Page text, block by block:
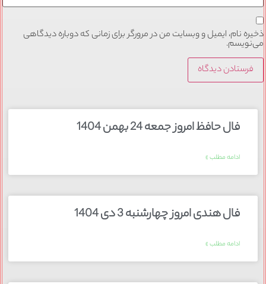
ذخیره نام، ایمیل و وبسایت من در مرورگر برای زمانی که دوباره دیدگاهی
می‌نویسم.
فال حافظ امروز جمعه 24 بهمن 1404
ادامه مطلب »
فال هندی امروز چهارشنبه 3 دی 1404
ادامه مطلب »